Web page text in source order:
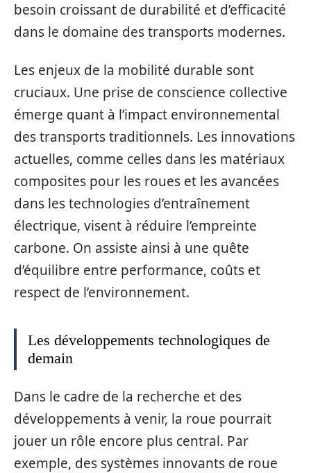
besoin croissant de durabilité et d’efficacité
dans le domaine des transports modernes.
Les enjeux de la mobilité durable sont
cruciaux. Une prise de conscience collective
émerge quant à l’impact environnemental
des transports traditionnels. Les innovations
actuelles, comme celles dans les matériaux
composites pour les roues et les avancées
dans les technologies d’entraînement
électrique, visent à réduire l’empreinte
carbone. On assiste ainsi à une quête
d’équilibre entre performance, coûts et
respect de l’environnement.
Les développements technologiques de
demain
Dans le cadre de la recherche et des
développements à venir, la roue pourrait
jouer un rôle encore plus central. Par
exemple, des systèmes innovants de roue